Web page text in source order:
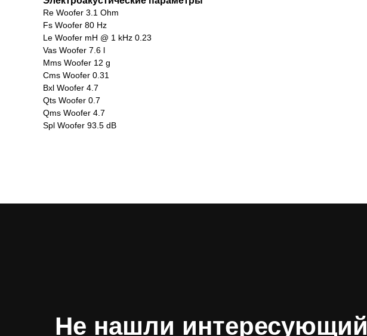
Re Woofer 3.1 Ohm
Fs Woofer 80 Hz
Le Woofer mH @ 1 kHz 0.23
Vas Woofer 7.6 l
Mms Woofer 12 g
Cms Woofer 0.31
Bxl Woofer 4.7
Qts Woofer 0.7
Qms Woofer 4.7
Spl Woofer 93.5 dB
Не нашли интересующий